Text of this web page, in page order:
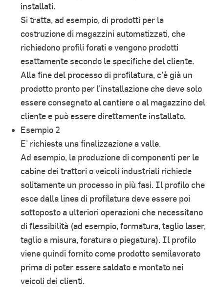
installati.
Si tratta, ad esempio, di prodotti per la
costruzione di magazzini automatizzati, che
richiedono profili forati e vengono prodotti
esattamente secondo le specifiche del cliente.
Alla fine del processo di profilatura, c'è già un
prodotto pronto per l'installazione che deve solo
essere consegnato al cantiere o al magazzino del
cliente e può essere direttamente installato.
Esempio 2
E’ richiesta una finalizzazione a valle.
Ad esempio, la produzione di componenti per le
cabine dei trattori o veicoli industriali richiede
solitamente un processo in più fasi. Il profilo che
esce dalla linea di profilatura deve essere poi
sottoposto a ulteriori operazioni che necessitano
di flessibilità (ad esempio, formatura, taglio laser,
taglio a misura, foratura o piegatura). Il profilo
viene quindi fornito come prodotto semilavorato
prima di poter essere saldato e montato nei
veicoli dei clienti.